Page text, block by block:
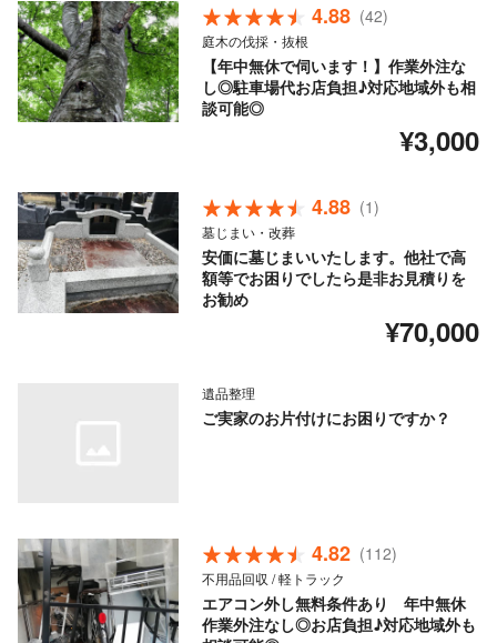
4.88 (42)
庭木の伐採・抜根
【年中無休で伺います！】作業外注な
し◎駐車場代お店負担♪対応地域外も相
談可能◎
¥3,000
4.88 (1)
墓じまい・改葬
安価に墓じまいいたします。他社で高
額等でお困りでしたら是非お見積りを
お勧め
¥70,000
遺品整理
ご実家のお片付けにお困りですか？
4.82 (112)
不用品回収 / 軽トラック
エアコン外し無料条件あり 年中無休
作業外注なし◎お店負担♪対応地域外も